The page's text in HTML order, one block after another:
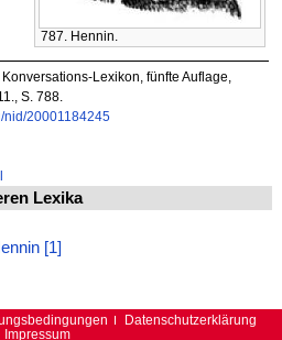
787. Hennin.
Lexikon, fünfte Auflage,
S. 788.
nid/20001184245
Lexika
[1]
Datenschutzerklärung
Impressum